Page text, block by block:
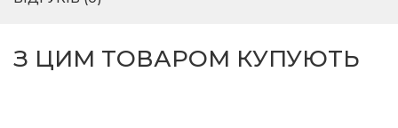
З ЦИМ ТОВАРОМ КУПУЮТЬ